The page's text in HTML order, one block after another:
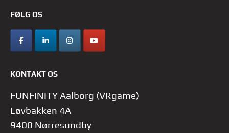
FØLG OS
KONTAKT OS
FUNFINITY Aalborg (VRgame)
Løvbakken 4A
9400 Nørresundby